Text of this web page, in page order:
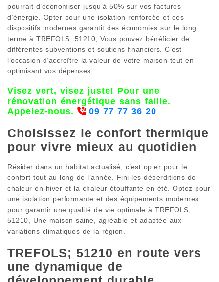
pourrait d’économiser jusqu’à 50% sur vos factures
d’énergie. Opter pour une isolation renforcée et des
dispositifs modernes garantit des économies sur le long
terme à TREFOLS; 51210, Vous pouvez bénéficier de
différentes subventions et soutiens financiers. C’est
l’occasion d’accroître la valeur de votre maison tout en
optimisant vos dépenses
Visez vert, visez juste! Pour une
rénovation énergétique sans faille.
Appelez-nous.
09 77 77 36 20
Choisissez le confort thermique
pour vivre mieux au quotidien
Résider dans un habitat actualisé, c’est opter pour le
confort tout au long de l’année. Fini les déperditions de
chaleur en hiver et la chaleur étouffante en été. Optez pour
une isolation performante et des équipements modernes
pour garantir une qualité de vie optimale à TREFOLS;
51210, Une maison saine, agréable et adaptée aux
variations climatiques de la région.
TREFOLS; 51210 en route vers
une dynamique de